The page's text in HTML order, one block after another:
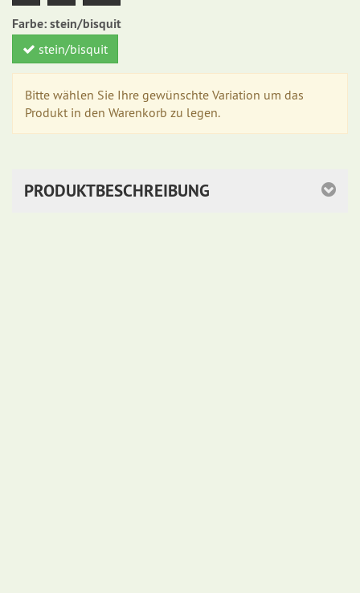
Farbe:stein/bisquit
stein/bisquit
Bitte wählen Sie Ihre gewünschte Variation um das
Produkt in den Warenkorb zu legen.
PRODUKTBESCHREIBUNG